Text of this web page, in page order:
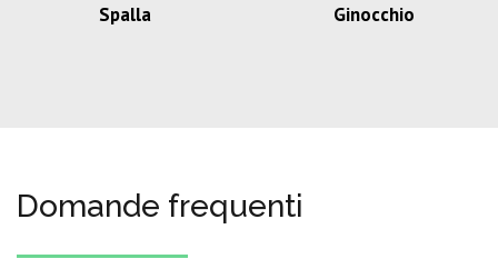
Spalla Ginocchio
Domande frequenti